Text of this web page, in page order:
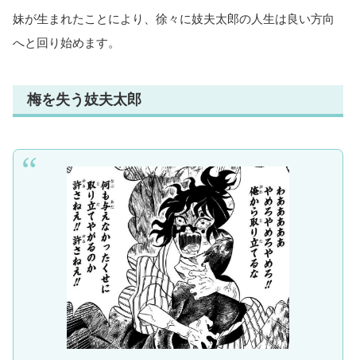
妹が生まれたことにより、徐々に妓夫太郎の人生は良い方向
へと回り始めます。
梅を失う妓夫太郎